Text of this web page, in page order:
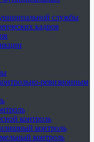
службы
кадров
ревизионным
контроль
контроль
контроль